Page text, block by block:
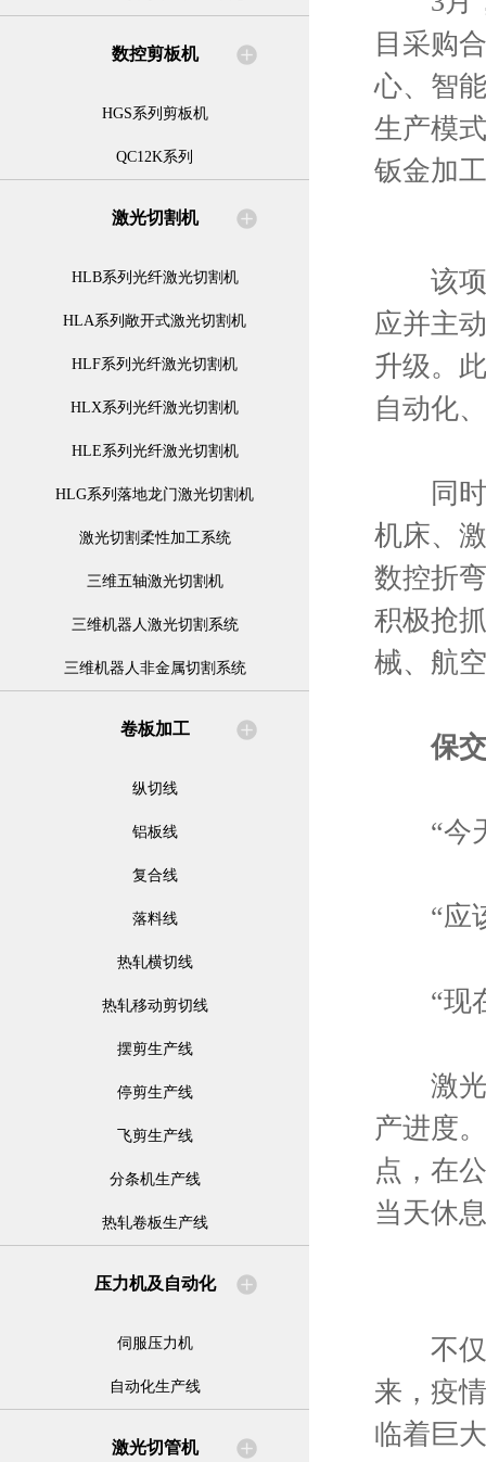
数控剪板机
HGS系列剪板机
QC12K系列
激光切割机
HLB系列光纤激光切割机
HLA系列敞开式激光切割机
HLF系列光纤激光切割机
HLX系列光纤激光切割机
HLE系列光纤激光切割机
HLG系列落地龙门激光切割机
激光切割柔性加工系统
三维五轴激光切割机
三维机器人激光切割系统
三维机器人非金属切割系统
卷板加工
纵切线
铝板线
复合线
落料线
热轧横切线
热轧移动剪切线
摆剪生产线
停剪生产线
飞剪生产线
分条机生产线
热轧卷板生产线
压力机及自动化
伺服压力机
自动化生产线
激光切管机
目采购
心、智
生产模
钣金加
该项
应并主
升级。
自动化
同时
机床、
数控折
积极抢
械、航
保
“今天
“应该
“现在
激光
产进度
点，在
当天休
不仅
来，疫
临着巨